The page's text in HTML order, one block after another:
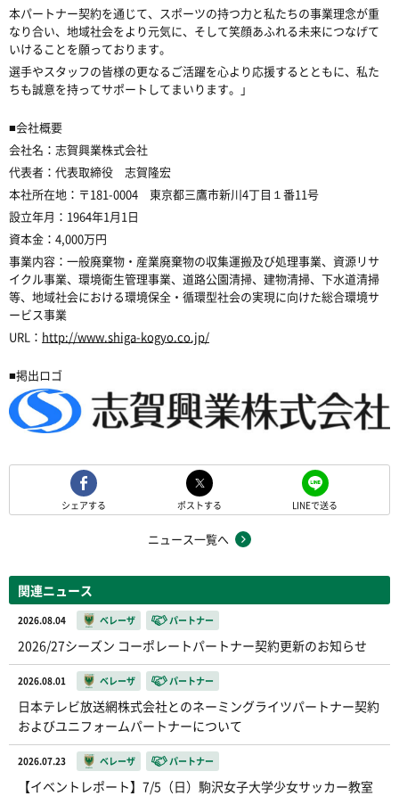
本パートナー契約を通じて、スポーツの持つ力と私たちの事業理念が重
なり合い、地域社会をより元気に、そして笑顔あふれる未来につなげて
いけることを願っております。
選手やスタッフの皆様の更なるご活躍を心より応援するとともに、私た
ちも誠意を持ってサポートしてまいります。」
■会社概要
会社名：志賀興業株式会社
代表者：代表取締役 志賀隆宏
本社所在地：〒181-0004 東京都三鷹市新川4丁目１番11号
設立年月：1964年1月1日
資本金：4,000万円
事業内容：一般廃棄物・産業廃棄物の収集運搬及び処理事業、資源リサ
イクル事業、環境衛生管理事業、道路公園清掃、建物清掃、下水道清掃
等、地域社会における環境保全・循環型社会の実現に向けた総合環境サ
ービス事業
URL： http://www.shiga-kogyo.co.jp/
■掲出ロゴ
シェアする ポストする LINEで送る
ニュース一覧へ
関連ニュース
2026.08.04 ベレーザ パートナー
2026/27シーズン コーポレートパートナー契約更新のお知らせ
2026.08.01 ベレーザ パートナー
日本テレビ放送網株式会社とのネーミングライツパートナー契約
およびユニフォームパートナーについて
2026.07.23 ベレーザ パートナー
【イベントレポート】7/5（日）駒沢女子大学少女サッカー教室